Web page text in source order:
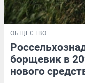
ОБЩЕСТВО
борщевик в
нового